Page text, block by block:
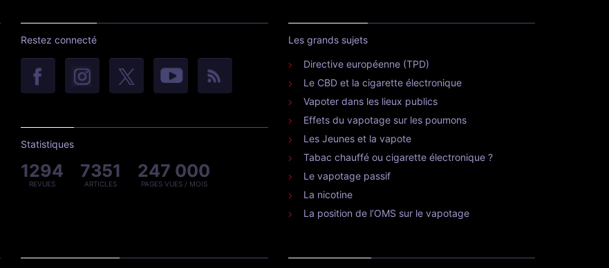
Restez connecté
Statistiques
1294
REVUES
7351
ARTICLES
247 000
PAGES VUES / MOIS
Les grands sujets
Directive européenne (TPD)
Le CBD et la cigarette électronique
Vapoter dans les lieux publics
Effets du vapotage sur les poumons
Les Jeunes et la vapote
Tabac chauffé ou cigarette électronique ?
Le vapotage passif
La nicotine
La position de l’OMS sur le vapotage